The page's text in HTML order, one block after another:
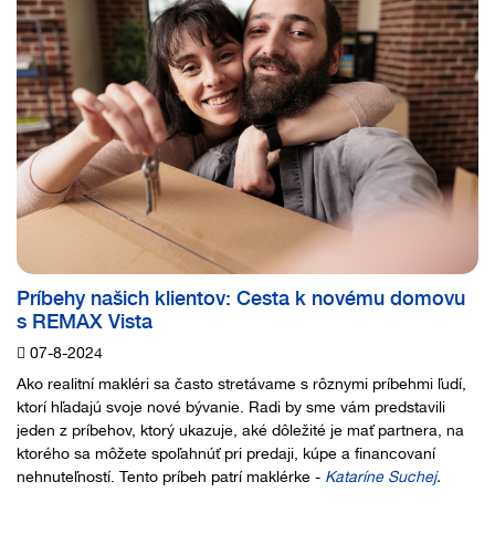
Príbehy našich klientov: Cesta k novému domovu
s REMAX Vista
07-8-2024
Ako realitní makléri sa často stretávame s rôznymi príbehmi ľudí,
ktorí hľadajú svoje nové bývanie. Radi by sme vám predstavili
jeden z príbehov, ktorý ukazuje, aké dôležité je mať partnera, na
ktorého sa môžete spoľahnúť pri predaji, kúpe a financovaní
nehnuteľností. Tento príbeh patrí maklérke - Kataríne Suchej.